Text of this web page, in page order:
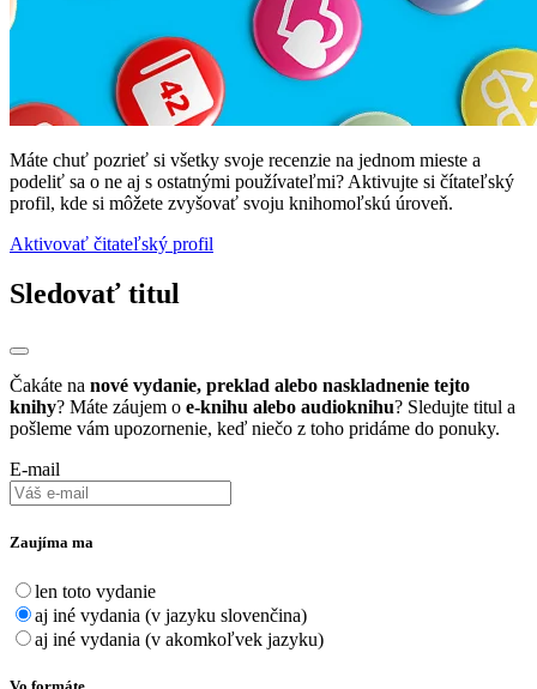
Máte chuť pozrieť si všetky svoje recenzie na jednom mieste a
podeliť sa o ne aj s ostatnými používateľmi? Aktivujte si čítateľský
profil, kde si môžete zvyšovať svoju knihomoľskú úroveň.
Aktivovať čitateľský profil
Sledovať titul
Čakáte na nové vydanie, preklad alebo naskladnenie tejto
knihy? Máte záujem o e-knihu alebo audioknihu? Sledujte titul a
pošleme vám upozornenie, keď niečo z toho pridáme do ponuky.
E-mail
Zaujíma ma
len toto vydanie
aj iné vydania (v jazyku slovenčina)
aj iné vydania (v akomkoľvek jazyku)